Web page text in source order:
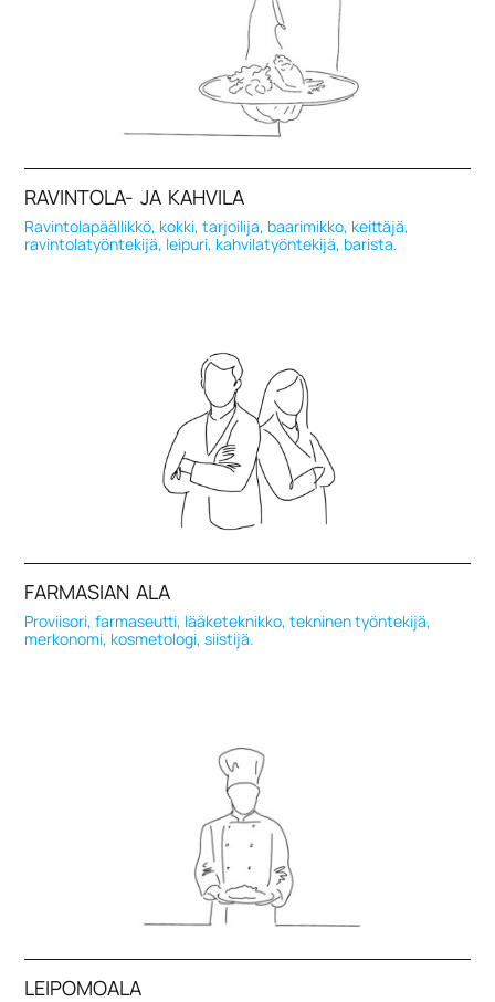
RAVINTOLA- JA KAHVILA
Ravintolapäällikkö, kokki, tarjoilija, baarimikko, keittäjä,
ravintolatyöntekijä, leipuri, kahvilatyöntekijä, barista.
FARMASIAN ALA
Proviisori, farmaseutti, lääketeknikko, tekninen työntekijä,
merkonomi, kosmetologi, siistijä.
LEIPOMOALA